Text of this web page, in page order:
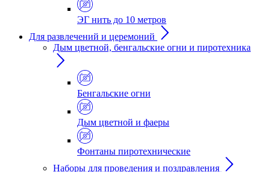
ЭГ нить до 10 метров
Для развлечений и церемоний
Дым цветной, бенгальские огни и пиротехника
Бенгальские огни
Дым цветной и фаеры
Фонтаны пиротехнические
Наборы для проведения и поздравления